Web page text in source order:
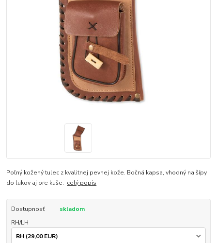
Poľný kožený tulec z kvalitnej pevnej kože. Bočná kapsa, vhodný na šípy
do lukov aj pre kuše. celý popis
Dostupnosť
skladom
RH/LH